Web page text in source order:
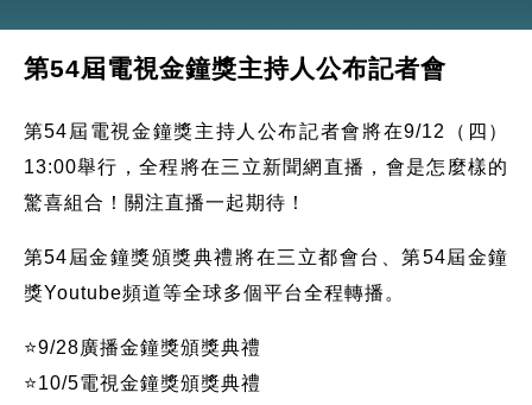
第54屆電視金鐘獎主持人公布記者會
第54屆電視金鐘獎主持人公布記者會將在9/12（四）
13:00舉行，全程將在三立新聞網直播，會是怎麼樣的
驚喜組合！關注直播一起期待！
第54屆金鐘獎頒獎典禮將在三立都會台、第54屆金鐘
獎Youtube頻道等全球多個平台全程轉播。
⭐️9/28廣播金鐘獎頒獎典禮
⭐️10/5電視金鐘獎頒獎典禮